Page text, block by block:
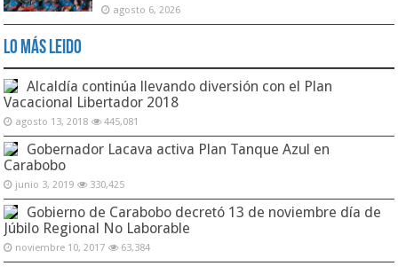
agosto 6, 2026
Lo Más Leido
Alcaldía continúa llevando diversión con el Plan
Vacacional Libertador 2018
agosto 13, 2018 445,081
Gobernador Lacava activa Plan Tanque Azul en
Carabobo
junio 3, 2019 330,425
Gobierno de Carabobo decretó 13 de noviembre día de
Júbilo Regional No Laborable
noviembre 10, 2017 63,384